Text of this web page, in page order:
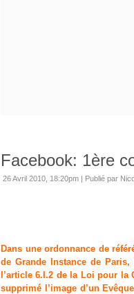
Facebook: 1ère
26 Avril 2010, 18:20pm | Publié par
Dans une ordonnance de
de Grande Instance de
l’article 6.I.2 de la Loi pour la
supprimé l’image d’un